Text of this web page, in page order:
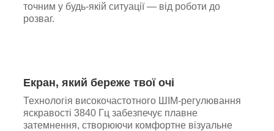
точним у будь-якій ситуації — від роботи до
розваг.
Екран, який береже твої очі
Технологія високочастотного ШІМ-регулювання
яскравості 3840 Гц забезпечує плавне
затемнення, створюючи комфортне візуальне